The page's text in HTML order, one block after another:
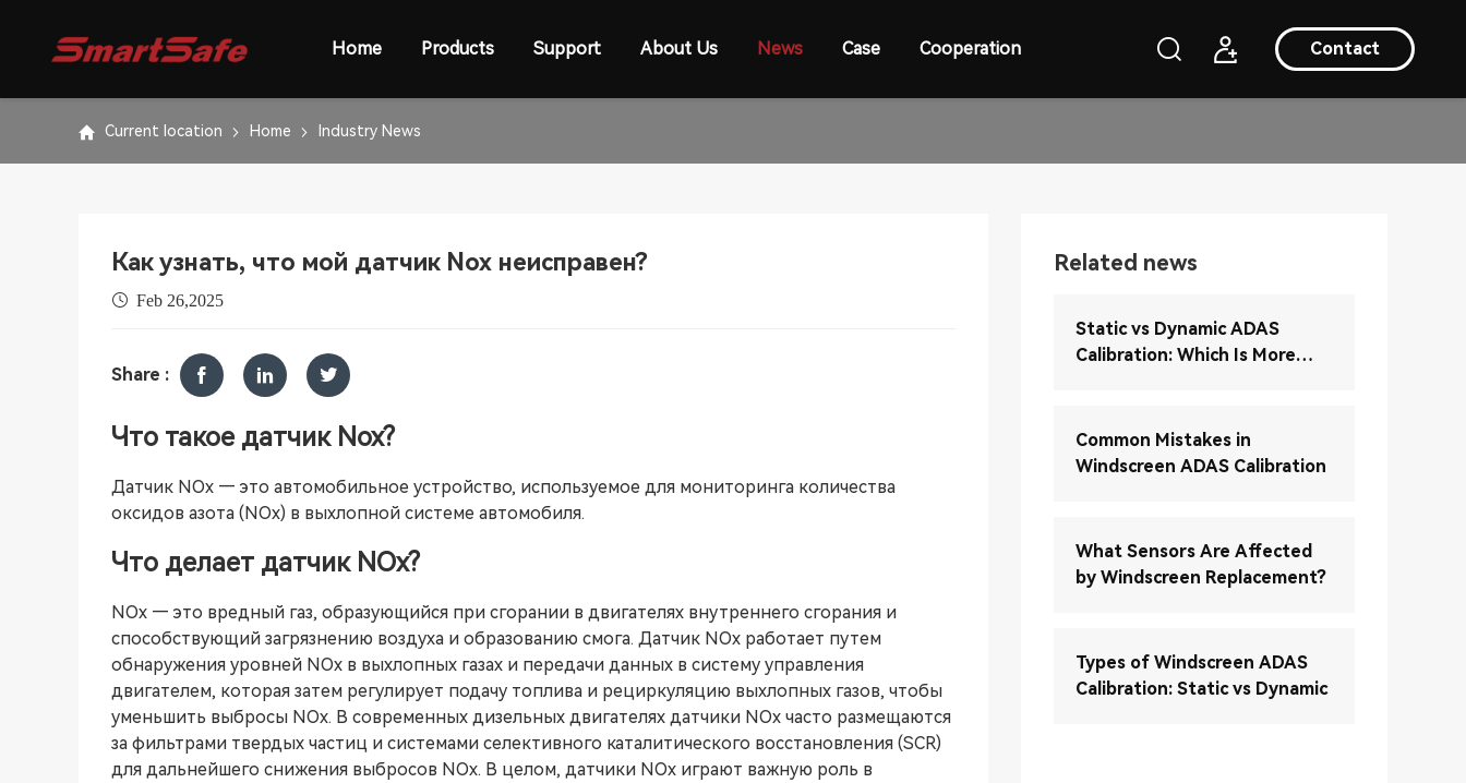
Contact
Home Products Support About Us News Case Cooperation
Current location Home Industry News
Как узнать, что мой датчик Nox неисправен?
Feb 26,2025
Share :
Что такое датчик Nox?
Датчик NOx — это автомобильное устройство, используемое для мониторинга количества
оксидов азота (NOx) в выхлопной системе автомобиля.
Что делает датчик NOx?
NOx — это вредный газ, образующийся при сгорании в двигателях внутреннего сгорания и
способствующий загрязнению воздуха и образованию смога. Датчик NOx работает путем
обнаружения уровней NOx в выхлопных газах и передачи данных в систему управления
двигателем, которая затем регулирует подачу топлива и рециркуляцию выхлопных газов, чтобы
уменьшить выбросы NOx. В современных дизельных двигателях датчики NOx часто размещаются
за фильтрами твердых частиц и системами селективного каталитического восстановления (SCR)
для дальнейшего снижения выбросов NOx. В целом, датчики NOx играют важную роль в
Related news
Static vs Dynamic ADAS
Calibration: Which Is More
Common Mistakes in
Windscreen ADAS Calibration
What Sensors Are Affected
by Windscreen Replacement?
Types of Windscreen ADAS
Calibration: Static vs Dynamic